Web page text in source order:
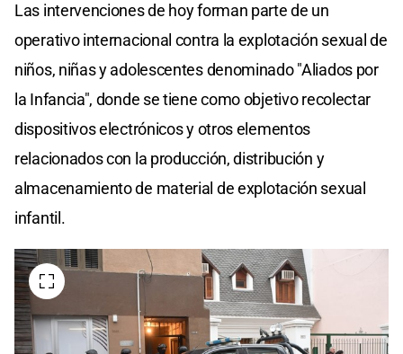
Las intervenciones de hoy forman parte de un
operativo internacional contra la explotación sexual de
niños, niñas y adolescentes denominado "Aliados por
la Infancia", donde se tiene como objetivo recolectar
dispositivos electrónicos y otros elementos
relacionados con la producción, distribución y
almacenamiento de material de explotación sexual
infantil.